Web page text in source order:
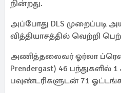
நின்றது.
அப்போது DLS முறைப்படி
வித்தியாசத்தில் வெற்றி
அணித்தலைவர் ஓர்லா
Prendergast) 46 பந்துகளில்
பவுண்டரிகளுடன் 71